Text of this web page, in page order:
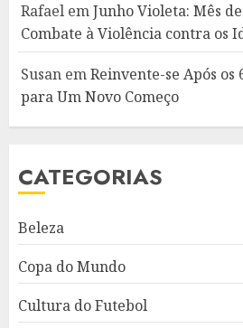
Rafael emJunho Violeta: Mês
Combate à Violência contra os
Susan emReinvente-se Após
para Um Novo Começo
CATEGORIAS
Beleza
Copa do Mundo
Cultura do Futebol